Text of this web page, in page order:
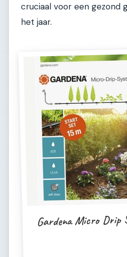
cruciaal voor een gezond
het jaar.
Gardena Micro